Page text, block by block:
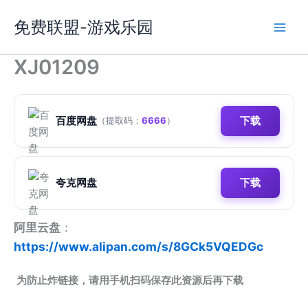
容
免费联盟-游戏乐园
XJ01209
百度网盘 （提取码： 6666） 下载
夸克网盘 下载
阿里云盘 ：
https://www.alipan.com/s/8GCk5VQEDGc
为防止炸链接，请用手机扫码保存此资源后再下载